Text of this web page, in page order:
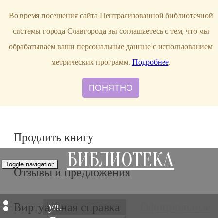
bibl-serv@mail.ru
Продлить книгу
Отзывы и предложения
Виртуальная справка
ул.
Toggle navigation БИБЛИОТЕКА
Во время посещения сайта Централизованной библиотечной
системы города Славгорода вы соглашаетесь с тем, что мы
обрабатываем ваши персональные данные с использованием
метрических программ. Подробнее.
ПОНЯТНО